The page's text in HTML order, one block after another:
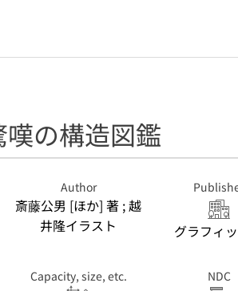
Page
嘆の構造図鑑
Author
斎藤公男 [ほか] 著 ; 越
井隆イラスト
グラフィ
Capacity, size, etc. NDC